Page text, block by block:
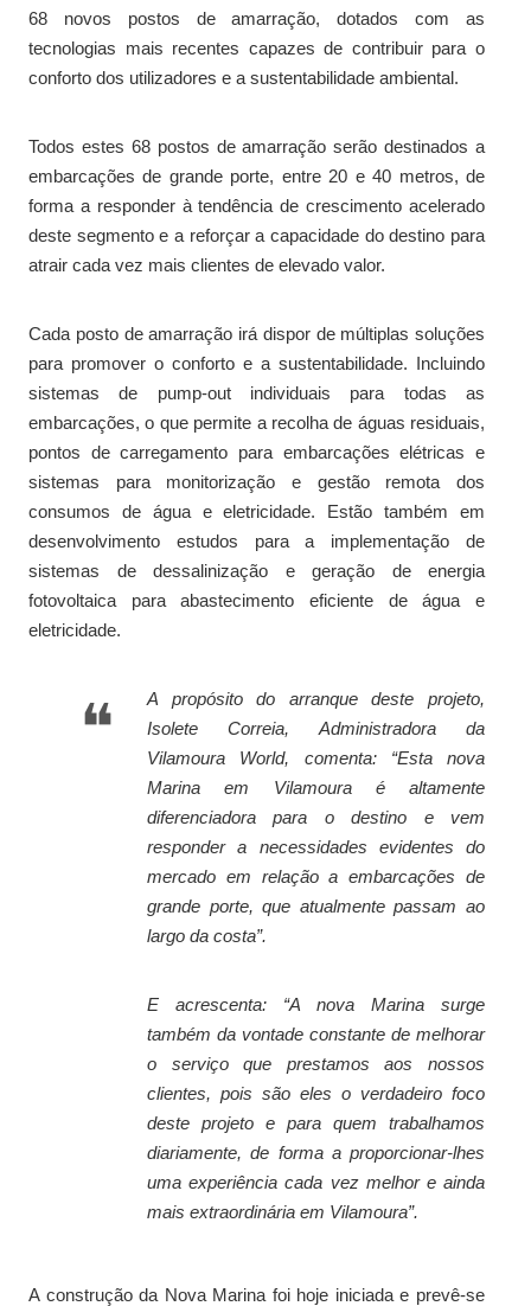
68 novos postos de amarração, dotados com as
tecnologias mais recentes capazes de contribuir para o
conforto dos utilizadores e a sustentabilidade ambiental.
Todos estes 68 postos de amarração serão destinados a
embarcações de grande porte, entre 20 e 40 metros, de
forma a responder à tendência de crescimento acelerado
deste segmento e a reforçar a capacidade do destino para
atrair cada vez mais clientes de elevado valor.
Cada posto de amarração irá dispor de múltiplas soluções
para promover o conforto e a sustentabilidade. Incluindo
sistemas de pump-out individuais para todas as
embarcações, o que permite a recolha de águas residuais,
pontos de carregamento para embarcações elétricas e
sistemas para monitorização e gestão remota dos
consumos de água e eletricidade. Estão também em
desenvolvimento estudos para a implementação de
sistemas de dessalinização e geração de energia
fotovoltaica para abastecimento eficiente de água e
eletricidade.
A propósito do arranque deste projeto,
Isolete Correia, Administradora da
Vilamoura World, comenta: “Esta nova
Marina em Vilamoura é altamente
diferenciadora para o destino e vem
responder a necessidades evidentes do
mercado em relação a embarcações de
grande porte, que atualmente passam ao
largo da costa”.
E acrescenta: “A nova Marina surge
também da vontade constante de melhorar
o serviço que prestamos aos nossos
clientes, pois são eles o verdadeiro foco
deste projeto e para quem trabalhamos
diariamente, de forma a proporcionar-lhes
uma experiência cada vez melhor e ainda
mais extraordinária em Vilamoura”.
A construção da Nova Marina foi hoje iniciada e prevê-se